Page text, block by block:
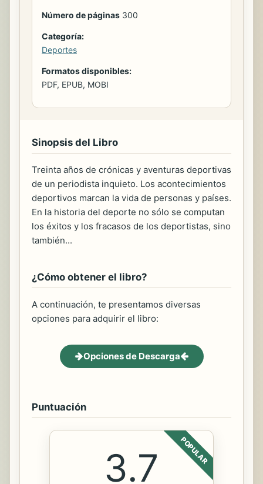
Número de páginas 300
Categoría:
Deportes
Formatos disponibles:
PDF, EPUB, MOBI
Sinopsis del Libro
Treinta años de crónicas y aventuras deportivas
de un periodista inquieto. Los acontecimientos
deportivos marcan la vida de personas y países.
En la historia del deporte no sólo se computan
los éxitos y los fracasos de los deportistas, sino
también...
¿Cómo obtener el libro?
A continuación, te presentamos diversas
opciones para adquirir el libro:
Opciones de Descarga
Puntuación
POPULAR
3.7